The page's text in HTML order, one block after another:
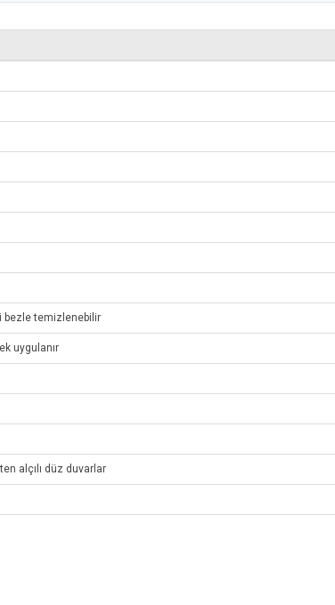
bezle temizlenebilir
uygulanır
alçılı düz duvarlar